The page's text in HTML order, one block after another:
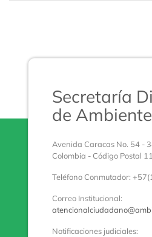
Secretaría
de Ambiente
Avenida Caracas No. 54 -
Colombia - Código Postal
Teléfono Conmutador:
Correo Institucional:
Notificaciones judiciales: